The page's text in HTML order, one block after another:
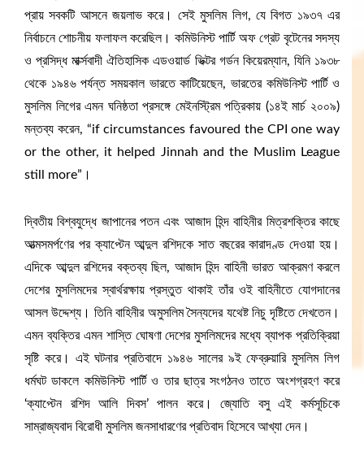
প্রায় সবকটি আসনে জয়লাভ করে। সেই মুসলিম লিগ, যে বিগত ১৯৩৭ এর
নির্বাচনে শোচনীয় ফলাফল করেছিল। কমিউনিস্ট পার্টি অফ গ্রেট বৃটেনের সদস্য
ও প্রসিদ্ধ মার্ক্সবাদী ঐতিহাসিক এডওয়ার্ড ভিক্টর গর্ডন কিয়েরম্যান, যিনি ১৯৩৮
থেকে ১৯৪৬ পর্যন্ত সময়কাল ভারতে কাটিয়েছেন, ভারতের কমিউনিস্ট পার্টি ও
মুসলিম লিগের এমন ঘনিষ্ঠতা প্রসঙ্গে মেইনস্ট্রিম পত্রিকায় (১৪ই মার্চ ২০০৯)
মন্তব্য করেন, “if circumstances favoured the CPI one way
or the other, it helped Jinnah and the Muslim League
still more”।
দ্বিতীয় বিশ্বযুদ্ধে জাপানের পতন এবং আজাদ হিন্দ বাহিনীর মিত্রশক্তির কাছে
আত্মসমর্পণের পর ক্যাপ্টেন আব্দুল রশিদকে সাত বছরের কারাদণ্ড দেওয়া হয়।
এদিকে আব্দুল রশিদের বক্তব্য ছিল, আজাদ হিন্দ বাহিনী ভারত আক্রমণ করলে
দেশের মুসলিমদের স্বার্থরক্ষায় প্রস্তুত থাকাই তাঁর ওই বাহিনীতে যোগদানের
আসল উদ্দেশ্য। তিনি বাহিনীর অমুসলিম সৈন্যদের যথেষ্ট নিচু দৃষ্টিতে দেখতেন।
এমন ব্যক্তির এমন শাস্তি ঘোষণা দেশের মুসলিমদের মধ্যে ব্যাপক প্রতিক্রিয়া
সৃষ্টি করে। এই ঘটনার প্রতিবাদে ১৯৪৬ সালের ৯ই ফেব্রুয়ারি মুসলিম লিগ
ধর্মঘট ডাকলে কমিউনিস্ট পার্টি ও তার ছাত্র সংগঠনও তাতে অংশগ্রহণ করে
‘ক্যাপ্টেন রশিদ আলি দিবস’ পালন করে। জ্যোতি বসু এই কর্মসূচিকে
সাম্রাজ্যবাদ বিরোধী মুসলিম জনসাধারণের প্রতিবাদ হিসেবে আখ্যা দেন।